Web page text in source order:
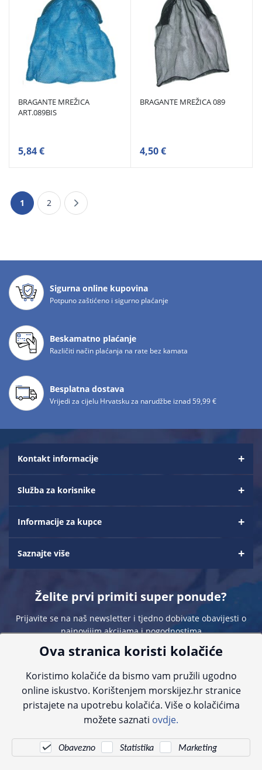
BRAGANTE MREŽICA
ART.089BIS
5,84 €
BRAGANTE MREŽICA 089
4,50 €
1 2
Sigurna online kupovina
Potpuno zaštićeno i sigurno plaćanje
Beskamatno plaćanje
Različiti način plaćanja na rate bez kamata
Besplatna dostava
Vrijedi za cijelu Hrvatsku za narudžbe iznad 59,99 €
Kontakt informacije
Služba za korisnike
Informacije za kupce
Saznajte više
Želite prvi primiti super ponude?
Prijavite se na naš newsletter i tjedno dobivate obavijesti o
najnovijim akcijama i pogodnostima
Sve navedene cijene sadrže PDV. Pokušavamo osigurati što preciznije
informacije, ali zbog tehnoloških ograničenja ne možemo garantirati potpunu
kontaktirajte nas putem telefona:+385 23 231 761ili e-maila:info@morskijez.hr
Ova stranica koristi kolačiće
Koristimo kolačiće da bismo vam pružili ugodno
online iskustvo. Korištenjem morskijez.hr stranice
pristajete na upotrebu kolačića. Više o kolačićima
možete saznati ovdje.
Obavezno Statistika Marketing